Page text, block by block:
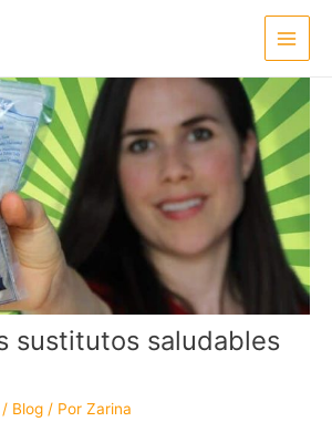
Main
Menu
sustitutos saludables
/ Blog / Por Zarina